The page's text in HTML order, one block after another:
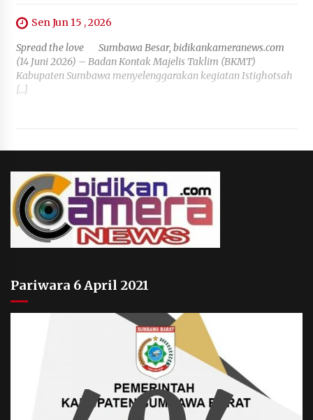
Sen Jun 15 , 2026
Spread the love Sumbawa Besar, bidikankameranews.com
(14 Juni 2026) – Badan Kontak Majelis Taklim (BKMT)
Kabupaten Sumbawa menyelenggarakan kegiatan Istighotsah
[…]
Pariwara 6 April 2021